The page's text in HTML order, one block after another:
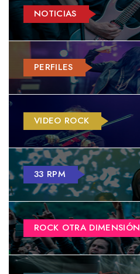
NOTICIAS
PERFILES
VIDEO ROCK
33 RPM
ROCK OTRA DIMENSIÓN